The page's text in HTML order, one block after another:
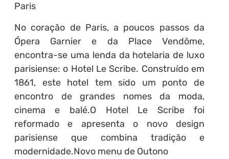
Paris
No coração de Paris, a poucos passos da
Ópera Garnier e da Place Vendôme,
encontra-se uma lenda da hotelaria de luxo
parisiense: o Hotel Le Scribe. Construído em
1861, este hotel tem sido um ponto de
encontro de grandes nomes da moda,
cinema e balé.O Hotel Le Scribe foi
reformado e apresenta o novo design
parisiense que combina tradição e
modernidade.Novo menu de Outono